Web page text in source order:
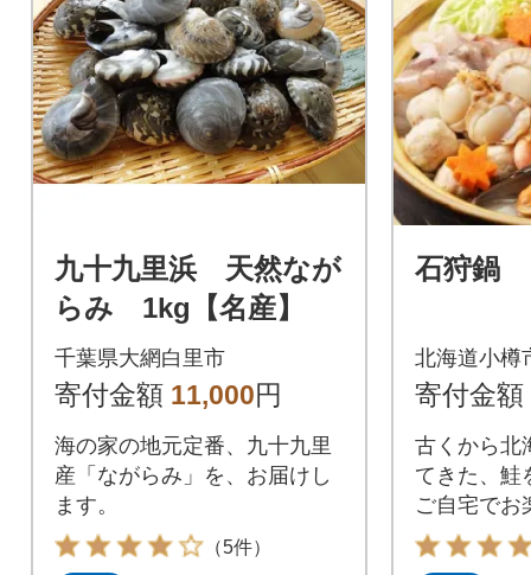
九十九里浜 天然なが
らみ 1kg【名産】
千葉県大網白里市
寄付金額 11,000円
海の家の地元定番、九十九里
産「ながらみ」を、お届けし
ます。
（5件）
石狩鍋
北海道小樽
寄付金額
古くから北
てきた、鮭
ご自宅でお